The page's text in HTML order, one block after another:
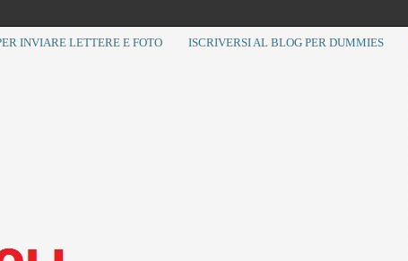
INVIARE LETTERE E FOTO ISCRIVERSI AL BLOG PER DUMMIES